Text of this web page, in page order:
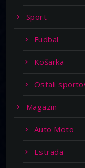
Sport
Fudbal
Košarka
Ostali
Magazin
Auto Moto
Estrada